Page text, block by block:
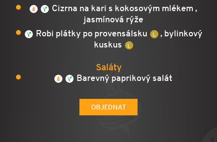
Cizrna na kari s kokosovým mlékem ,
jasmínová rýže
Robi plátky po provensálsku
, bylinkový
kuskus
Saláty
Barevný paprikový salát
OBJEDNAT